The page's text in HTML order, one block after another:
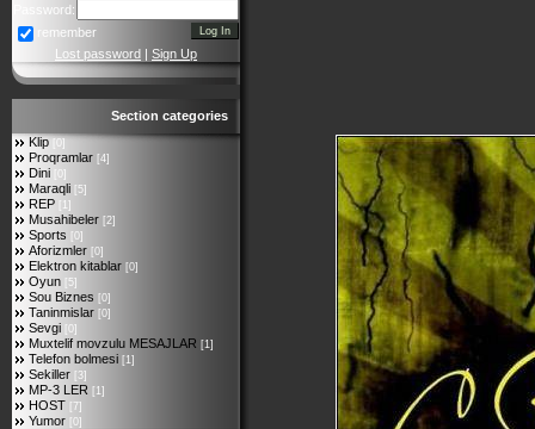
Password:
remember
Lost password | Sign Up
Section categories
Klip [0]
Proqramlar [4]
Dini [0]
Maraqli [5]
REP [1]
Musahibeler [2]
Sports [0]
Aforizmler [0]
Elektron kitablar [0]
Oyun [5]
Sou Biznes [0]
Taninmislar [0]
Sevgi [0]
Muxtelif movzulu MESAJLAR [1]
Telefon bolmesi [1]
Sekiller [3]
MP-3 LER [1]
HOST [7]
Yumor [0]